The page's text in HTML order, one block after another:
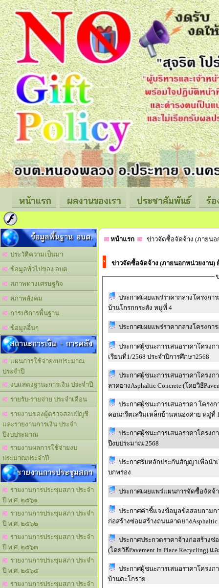
หน้าแรก ผลงานของเรา ประชาสัมพันธ์ ร้
ข้อมูลพื้นฐาน อบต.
ประวัติความเป็นมา
ข้อมูลทั่วไปของ อบต.
สภาพทางเศรษฐกิจ
สภาพสังคม
การบริการพื้นฐาน
ข้อมูลอื่นๆ
สถานะการเงิน - การคลัง
แผนการใช้จ่ายงบประมาณ
ประจำปี
งบแสดงฐานะการเงิน ประจำปี
รายรับ-รายจ่าย ประจำเดือน
รายงานของผู้ตรวจสอบบัญชี
และรายงานการเงิน ประจำ
ปีงบประมาณ
รายงานผลการใช้จ่ายงบ
ประมาณประจำปี
รายงานการประชุมสภา
รายงานการประชุมสภา ประจำ
ปี พ.ศ. ๒๕๖๑
รายงานการประชุมสภา ประจำ
ปี พ.ศ. ๒๕๖๒
รายงานการประชุมสภา ประจำ
ปี พ.ศ. ๒๕๖๓
รายงานการประชุมสภา ประจำ
ปี พ.ศ. ๒๕๖๕
รายงานการประชุมสภา ประจำ
หน้าแรก ข่าวจัดซื้อจัดจ้าง (ภายน
ข่าวจัดซื้อจัดจ้าง (ภายนอกหน่วยงาน)
ประกาศเผยแพร่ราคากลางโครงก
บ้านโกรกกระสัง หมู่ที่ 4
ประกาศเผยแพร่ราคากลางโครงก
ประกาศผู้ชนะการเสนอราคาโครง
เรียนที่1/2568 ประจำปีการศึกษา2568
ประกาศผู้ชนะการเสนอราคาโครง
ลาดยางAsphaltic Concrete (โดยวิธี
ประกาศผู้ชนะการเสนอราคา โครง
คอนกรีตเสริมเหล็กบ้านหนองค่าย หมู่ที่
ประกาศผู้ชนะการเสนอราคาโครง
ปีงบประมาณ 2568
ประกาศริบหลักประกันสัญญาเพื่อน
บกพร่อง
ประกาศเผยแพร่แผนการจัดซื้อจัดจ้
ประกาศคำชี้แจงข้อมูลข้อสอบถามก
ก่อสร้างซ่อมสร้างถนนลาดยางAsphaltic
ประกาศประกวดราคาจ้างก่อสร้างซ่
(โดยวิธีPavement In Place Recycling)
ประกาศผู้ชนะการเสนอราคาโครง
บ้านตะโกราย